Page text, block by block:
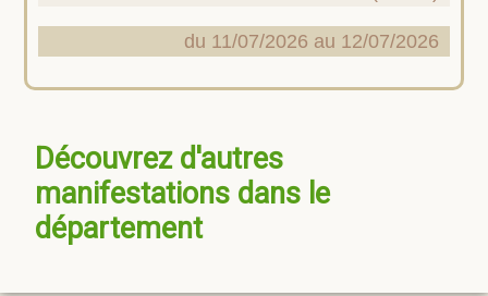
du 11/07/2026 au 12/07/2026
Découvrez d'autres
manifestations dans le
département